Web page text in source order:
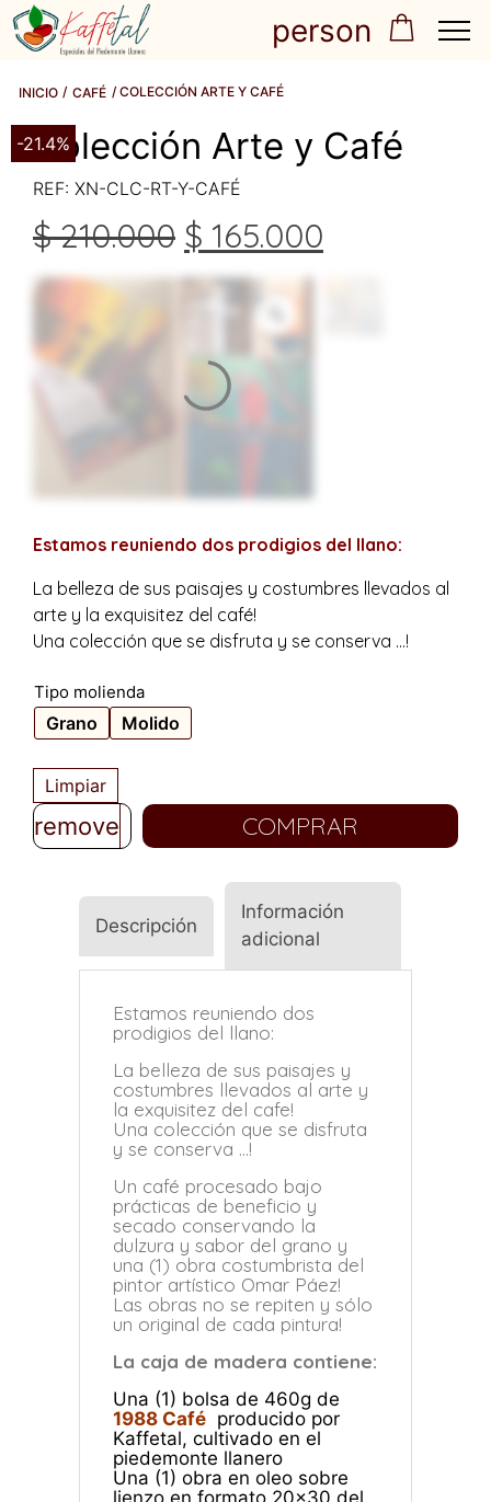
person
INICIO / CAFÉ / COLECCIÓN ARTE Y CAFÉ
Colección Arte y Café
REF: XN-CLC-RT-Y-CAFÉ
$210.000 $ 165.000
-21.4%
Estamos reuniendo dos prodigios del llano:
La belleza de sus paisajes y costumbres llevados al
arte y la exquisitez del café!
Una colección que se disfruta y se conserva …!
Tipo molienda
Grano Molido
Limpiar
remove COMPRAR
Descripción
Información
adicional
Estamos reuniendo dos
prodigios del llano:
La belleza de sus paisajes y
costumbres llevados al arte y
la exquisitez del cafe!
Una colección que se disfruta
y se conserva …!
Un café procesado bajo
prácticas de beneficio y
secado conservando la
dulzura y sabor del grano y
una (1) obra costumbrista del
pintor artístico Omar Páez!
Las obras no se repiten y sólo
un original de cada pintura!
La caja de madera contiene:
Una (1) bolsa de 460g de
1988 Café producido por
Kaffetal, cultivado en el
piedemonte llanero
Una (1) obra en oleo sobre
lienzo en formato 20×30 del